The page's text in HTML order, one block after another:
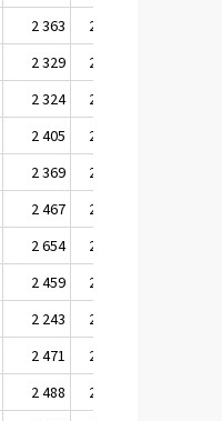
2 363
2 323
2 329
2 293
2 324
2 298
2 405
2 362
2 369
2 297
2 467
2 322
2 654
2 364
2 459
2 391
2 243
2 174
2 471
2 405
2 488
2 414